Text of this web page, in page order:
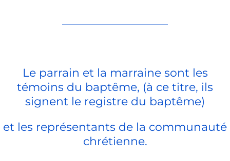
Le parrain et la marraine sont les
témoins du baptême, (à ce titre, ils
signent le registre du baptême)
et les représentants de la communauté
chrétienne.